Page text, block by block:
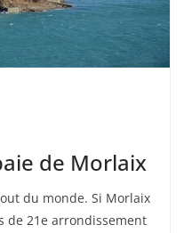
de Morlaix
du monde. Si Morlaix
de 21e arrondissement